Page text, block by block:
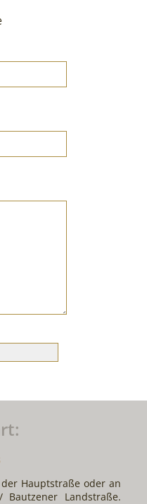
Hauptstraße oder an
Landstraße.